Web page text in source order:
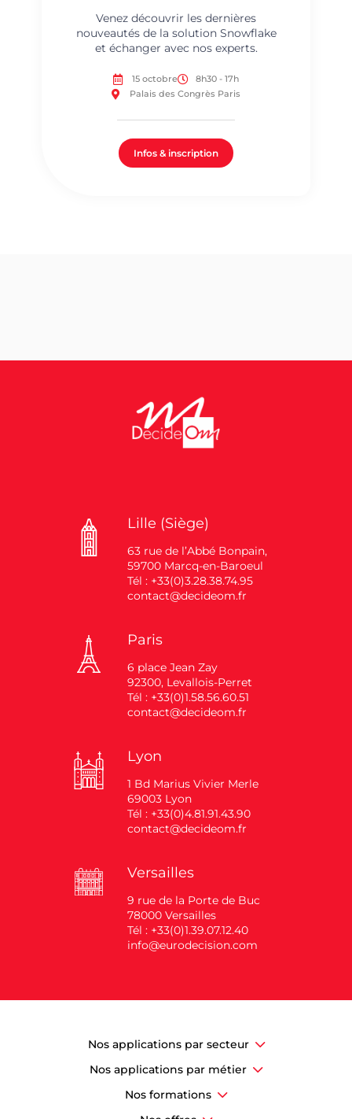
Venez découvrir les dernières
nouveautés de la solution Snowflake
et échanger avec nos experts.
15 octobre
8h30 - 17h
Palais des Congrès Paris
Infos & inscription
Lille (Siège)
63 rue de l’Abbé Bonpain,
59700 Marcq-en-Baroeul
Tél : +33(0)3.28.38.74.95
contact@decideom.fr
Paris
6 place Jean Zay
92300, Levallois-Perret
Tél : +33(0)1.58.56.60.51
contact@decideom.fr
Lyon
1 Bd Marius Vivier Merle
69003 Lyon
Tél : +33(0)4.81.91.43.90
contact@decideom.fr
Versailles
9 rue de la Porte de Buc
78000 Versailles
Tél : +33(0)1.39.07.12.40
info@eurodecision.com
Nos applications par secteur
Nos applications par métier
Nos formations